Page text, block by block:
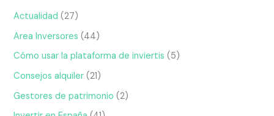
Actualidad (27)
Area Inversores (44)
Cómo usar la plataforma de inviertis (5)
Consejos alquiler (21)
Gestores de patrimonio (2)